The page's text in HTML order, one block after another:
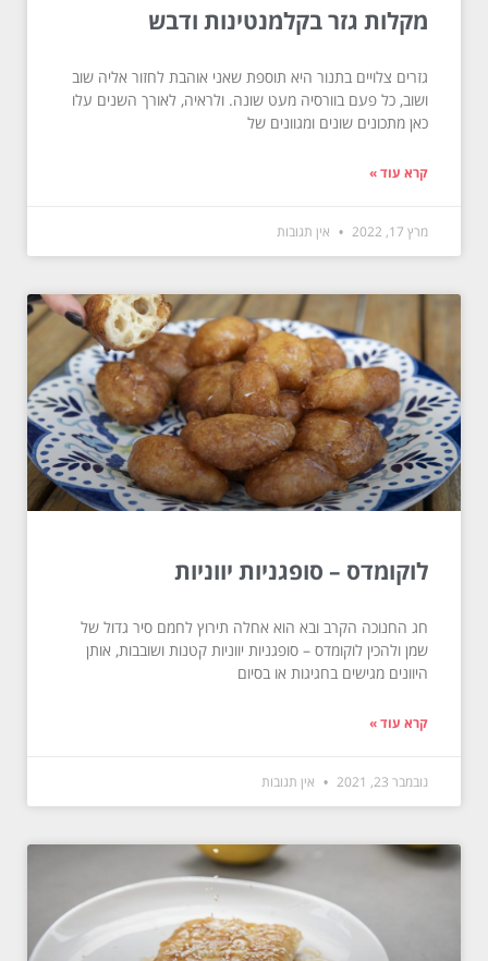
מקלות גזר בקלמנטינות ודבש
גזרים צלויים בתנור היא תוספת שאני אוהבת לחזור אליה שוב
ושוב, כל פעם בוורסיה מעט שונה. ולראיה, לאורך השנים עלו
כאן מתכונים שונים ומגוונים של
קרא עוד »
מרץ 17, 2022 אין תגובות
לוקומדס – סופגניות יווניות
חג החנוכה הקרב ובא הוא אחלה תירוץ לחמם סיר גדול של
שמן ולהכין לוקומדס – סופגניות יווניות קטנות ושובבות, אותן
היוונים מגישים בחגיגות או בסיום
קרא עוד »
נובמבר 23, 2021 אין תגובות